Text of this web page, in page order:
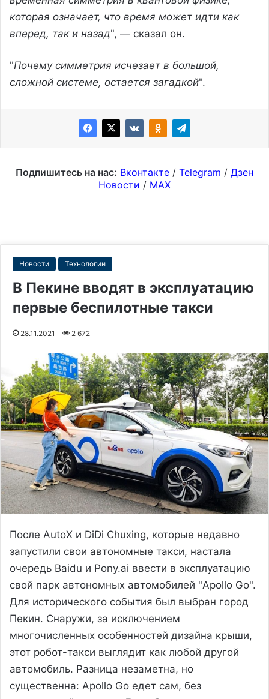
которая означает, что время может идти как
вперед, так и назад", — сказал он.
"Почему симметрия исчезает в большой,
сложной системе, остается загадкой".
Подпишитесь на нас: Вконтакте / Telegram / Дзен
Новости / MAX